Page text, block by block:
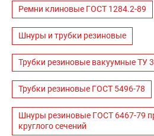
Ремни клиновые ГОСТ 1284.2-89
Шнуры и трубки резиновые
Трубки резиновые вакуумные ТУ
Трубки резиновые ГОСТ 5496-78
Шнуры резиновые ГОСТ 6467-79
круглого сечений